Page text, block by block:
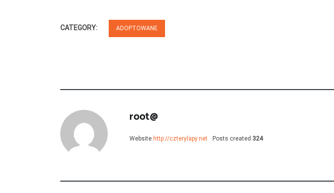
CATEGORY: ADOPTOWANE
root@
Website http://czterylapy.net Posts created 324